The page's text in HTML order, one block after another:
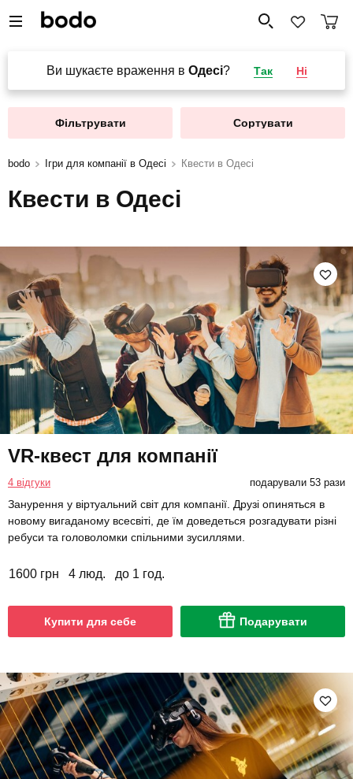
Ви шукаєте враження в Одесі? Так Ні
Фільтрувати Сортувати
bodo Ігри для компанії в Одесі Квести в Одесі
Квести в Одесі
VR-квест для компанії
4 відгуки подарували 53 рази
Занурення у віртуальний світ для компанії. Друзі опиняться в
новому вигаданому всесвіті, де їм доведеться розгадувати різні
ребуси та головоломки спільними зусиллями.
1600 грн 4 люд. до 1 год.
Купити для себе Подарувати